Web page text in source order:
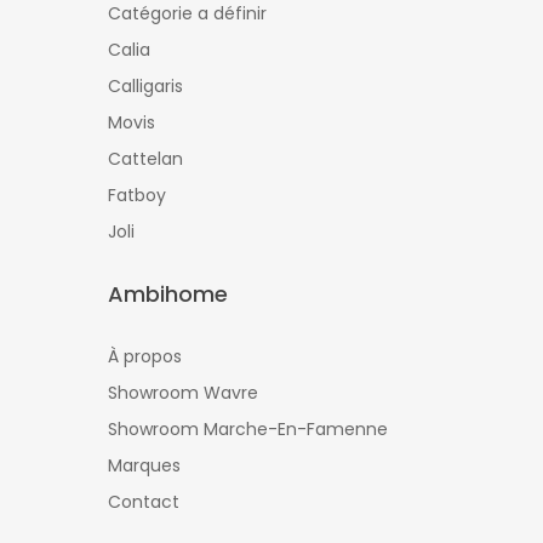
Catégorie a définir
Calia
Calligaris
Movis
Cattelan
Fatboy
Joli
Ambihome
À propos
Showroom Wavre
Showroom Marche-En-Famenne
Marques
Contact